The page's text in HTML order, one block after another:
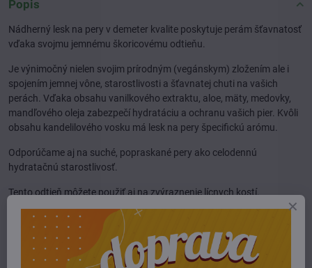
Popis
Nádherný lesk na pery v demeter kvalite poskytuje perám šťavnatosť
vďaka svojmu jemnému škoricovému odtieňu.
Je výnimočný nielen svojim prírodným (vegánskym) zložením ale i
spojením jemnej vône, starostlivosti a šťavnatej chuti na vašich
perách. Vďaka obsahu vanilkového extraktu, aloe, mäty, medovky,
mandľového oleja zabezpečí hydratáciu a ochranu vašich pier. Kvôli
obsahu kandelilového vosku má lesk na pery špecifickú arómu.
Odporúčame aj na suché, popraskané pery ako celodennú
hydratačnú starostlivosť.
Tento odtieň môžete použiť aj na zvýraznenie lícnych kostí.
Náš tip: pre ešte lepší efekt nenanášajte prstami, ale profesionálnym
štetcom na pery
V ponuke máme ďalšie 4 jemné odtiene.